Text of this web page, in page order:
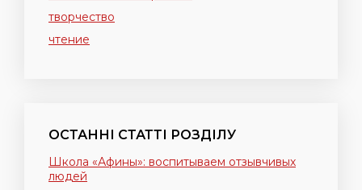
творчество
чтение
ОСТАННІ СТАТТІ РОЗДІЛУ
Школа «Афины»: воспитываем отзывчивых
людей